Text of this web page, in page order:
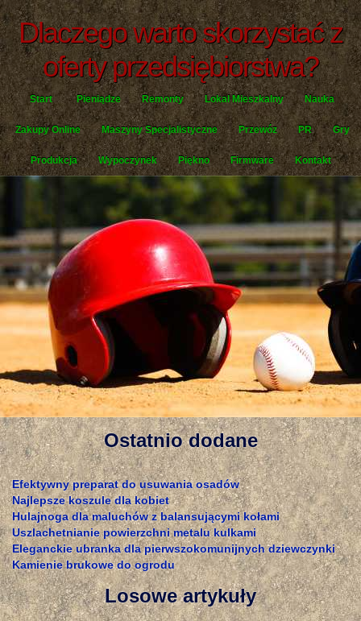
Dlaczego warto skorzystać z
oferty przedsiębiorstwa?
Start Pieniądze Remonty Lokal Mieszkalny Nauka
Zakupy Online Maszyny Specjalistyczne Przewóz PR Gry
Produkcja Wypoczynek Piękno Firmware Kontakt
Ostatnio dodane
Efektywny preparat do usuwania osadów
Najlepsze koszule dla kobiet
Hulajnoga dla maluchów z balansującymi kołami
Uszlachetnianie powierzchni metalu kulkami
Eleganckie ubranka dla pierwszokomunijnych dziewczynki
Kamienie brukowe do ogrodu
Losowe artykuły